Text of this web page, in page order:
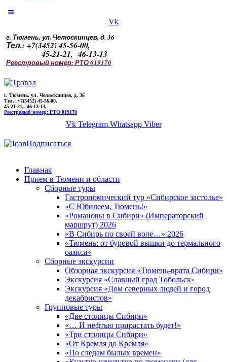
Vk
г. Тюмень, ул. Челюскинцев, д. 36
Тел.: +7(3452) 45-56-00,
45-21-21, 46-13-13
Реестровый номер: РТО 019170
г. Тюмень, ул. Челюскинцев, д. 36
Тел.: +7(3452) 45-56-00,
45-21-21, 46-13-13,
Реестровый номер: РТО 019170
Vk Telegram Whatsapp Viber
Подписаться
Главная
Прием в Тюмени и области
Сборные туры
Гастрономический тур «Сибирское застолье»
«С Юбилеем, Тюмень!»
«Романовы в Сибири» (Императорский
маршрут) 2026
«В Сибирь по своей воле…» 2026
«Тюмень: от буровой вышки до термального
оазиса»
Сборные экскурсии
Обзорная экскурсия «Тюмень-врата Сибири»
Экскурсия «Славный град Тобольск»
Экскурсия «Дом северных людей и город
декабристов»
Групповые туры
«Две столицы Сибири»
«… И нефтью прирастать будет!»
«Три столицы Сибири»
«От Кремля до Кремля»
«По следам былых времен»